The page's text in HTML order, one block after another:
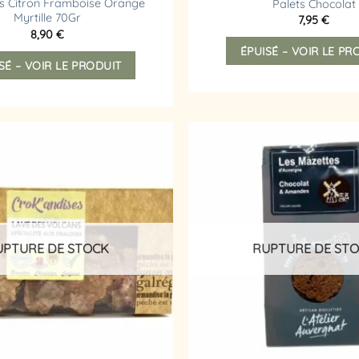
Citron Framboise Orange
Myrtille 70Gr
8,90€
– VOIR LE PRODUIT
Palets Chocolat
7,95€
ÉPUISÉ – VOIR LE
liste
d’envies
DE STOCK RUPTURE DE